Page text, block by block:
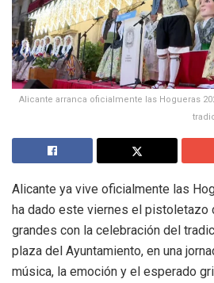
Alicante arranca oficialmente las Hogueras
Alicante ya vive oficialmente las
ha dado este viernes el pistoletazo
grandes con la celebración del
plaza del Ayuntamiento, en una
música, la emoción y el esperado